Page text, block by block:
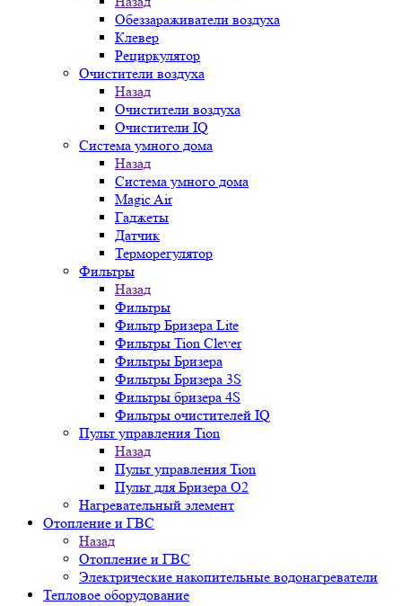
Обеззараживатели воздуха
Клевер
Рециркулятор
Очистители воздуха
Назад
Очистители воздуха
Очистители IQ
Система умного дома
Назад
Система умного дома
Magic Air
Гаджеты
Датчик
Терморегулятор
Фильтры
Назад
Фильтры
Фильтр Бризера Lite
Фильтры Tion Clever
Фильтры Бризера
Фильтры Бризера 3S
Фильтры бризера 4S
Фильтры очистителей IQ
Пульт управления Tion
Назад
Пульт управления Tion
Пульт для Бризера O2
Нагревательный элемент
Отопление и ГВС
Назад
Отопление и ГВС
Электрические накопительные водонагреватели
Тепловое оборудование